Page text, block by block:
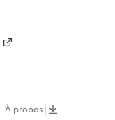
À propos